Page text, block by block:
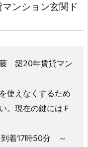
ンション玄関ド
藤 築20年賃貸マン
使えなくするため
。現在の鍵にはＦ
着17時50分 ～